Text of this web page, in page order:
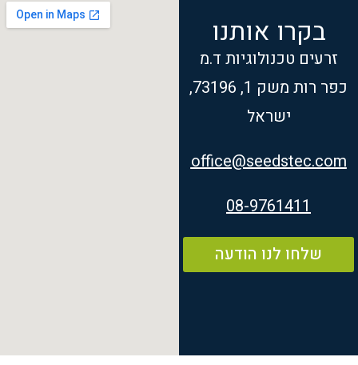
בקרו אותנו
זרעים טכנולוגיות ד.מ
כפר רות משק 1, 73196,
ישראל
office@seedstec.com
08-9761411
שלחו לנו הודעה